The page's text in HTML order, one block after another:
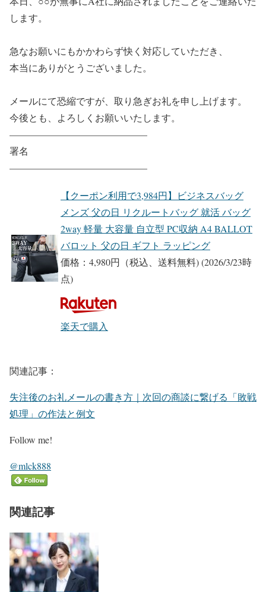
します。
急なお願いにもかかわらず快く対応していただき、
本当にありがとうございました。
メールにて恐縮ですが、取り急ぎお礼を申し上げます。
今後とも、よろしくお願いいたします。
——————————————–
署名
——————————————–
【クーポン利用で3,984円】ビジネスバッグ
メンズ 父の日 リクルートバッグ 就活 バッグ
2way 軽量 大容量 自立型 PC収納 A4 BALLOT
バロット 父の日 ギフト ラッピング
価格：4,980円（税込、送料無料)(2026/3/23時
点)
楽天で購入
関連記事：
失注後のお礼メールの書き方｜次回の商談に繋げる「敗戦
処理」の作法と例文
Follow me!
@mlck888
関連記事